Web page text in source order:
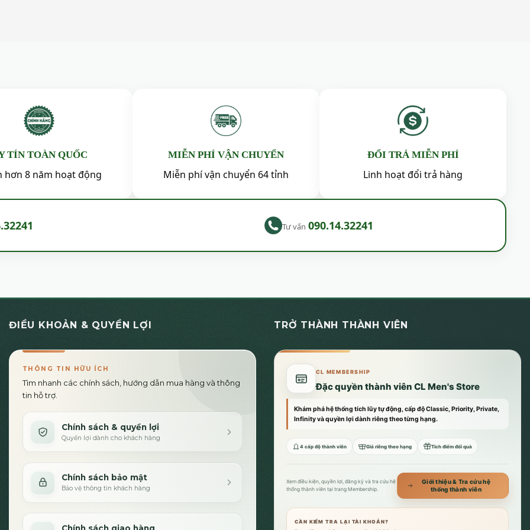
TÍN TOÀN QUỐC
hơn 8 năm hoạt động
MIỄN PHÍ VẬN CHUYỂN
Miễn phí vận chuyển 64 tỉnh
ĐỔI TRẢ MIỄN PHÍ
Linh hoạt đổi trả hàng
Tư vấn 090.14.32241
ĐIỀU KHOẢN & QUYỀN LỢI
THÔNG TIN HỮU ÍCH
Tìm nhanh các chính sách, hướng dẫn mua hàng và thông
tin hỗ trợ.
Chính sách & quyền lợi
Quyền lợi dành cho khách hàng
Chính sách bảo mật
Bảo vệ thông tin khách hàng
TRỞ THÀNH THÀNH VIÊN
CL MEMBERSHIP
Đặc quyền thành viên CL Men's Store
Khám phá hệ thống tích lũy tự động, cấp độ Classic, Priority, Private,
Infinity và quyền lợi dành riêng theo từng hạng.
4 cấp độ thành viên Giá riêng theo hạng Tích điểm đổi quà
Xem điều kiện, quyền lợi, đăng ký và tra cứu hệ
thống thành viên tại trang Membership.
Giới thiệu & Tra cứu hệ
thống thành viên
CẦN KIỂM TRA LẠI TÀI KHOẢN?